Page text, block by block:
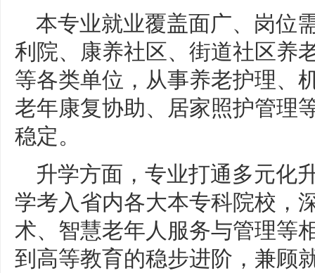
本专业就业覆盖面广、岗位
利院、康养社区、街道社区养
等各类单位，从事养老护理、
老年康复协助、居家照护管理
稳定。
升学方面，专业打通多元化
学考入省内各大本专科院校，
术、智慧老年人服务与管理等
到高等教育的稳步进阶，兼顾